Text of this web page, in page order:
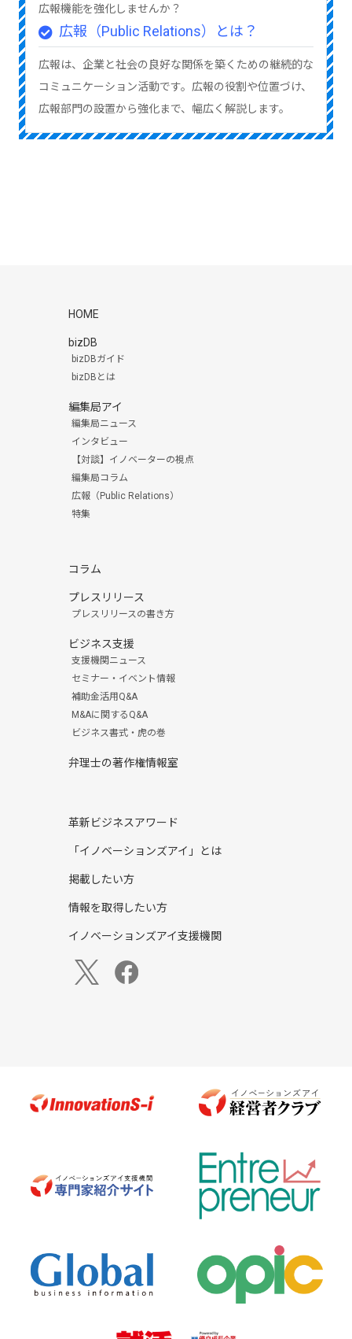
広報機能を強化しませんか？
広報（Public Relations）とは？
広報は、企業と社会の良好な関係を築くための継続的な
コミュニケーション活動です。広報の役割や位置づけ、
広報部門の設置から強化まで、幅広く解説します。
HOME
bizDB
bizDBガイド
bizDBとは
編集局アイ
編集局ニュース
インタビュー
【対談】イノベーターの視点
編集局コラム
広報（Public Relations）
特集
コラム
プレスリリース
プレスリリースの書き方
ビジネス支援
支援機関ニュース
セミナー・イベント情報
補助金活用Q&A
M&Aに関するQ&A
ビジネス書式・虎の巻
弁理士の著作権情報室
革新ビジネスアワード
「イノベーションズアイ」とは
掲載したい方
情報を取得したい方
イノベーションズアイ支援機関